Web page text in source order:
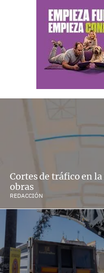
Cortes de tráfico en
obras
REDACCIÓN